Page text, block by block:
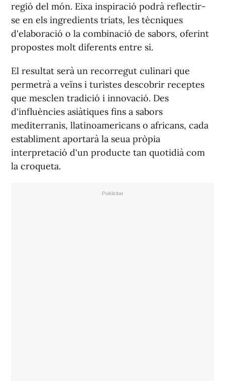
regió del món. Eixa inspiració podrà reflectir-
se en els ingredients triats, les tècniques
d'elaboració o la combinació de sabors, oferint
propostes molt diferents entre si.
El resultat serà un recorregut culinari que
permetrà a veïns i turistes descobrir receptes
que mesclen tradició i innovació. Des
d'influències asiàtiques fins a sabors
mediterranis, llatinoamericans o africans, cada
establiment aportarà la seua pròpia
interpretació d'un producte tan quotidià com
la croqueta.